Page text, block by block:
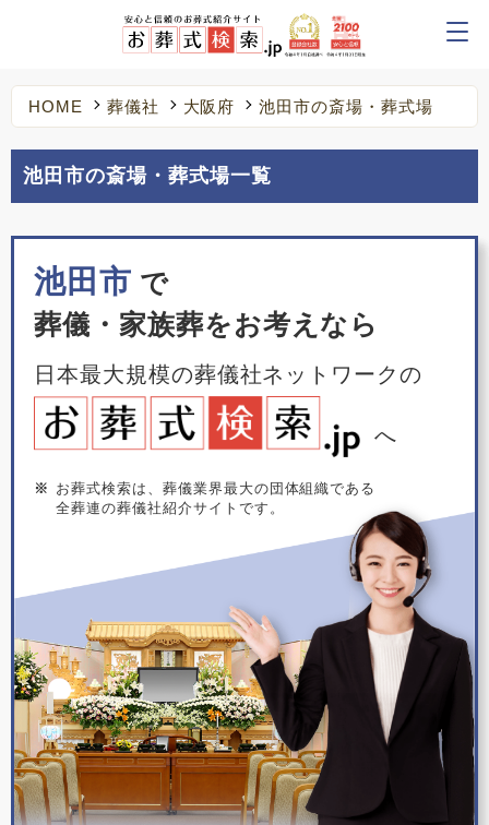
HOME 葬儀社 大阪府 池田市の斎場・葬式場
池田市の斎場・葬式場一覧
池田市 で
葬儀・家族葬をお考えなら
日本最大規模の葬儀社ネットワークの
へ
※
お葬式検索は、葬儀業界最大の団体組織である
全葬連の葬儀社紹介サイトです。